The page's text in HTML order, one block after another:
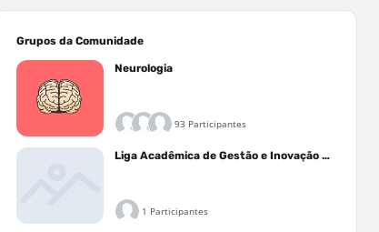
Grupos da Comunidade
Neurologia
93 Participantes
Liga Acadêmica de Gestão e Inovação Médica - LAGIM
1 Participantes